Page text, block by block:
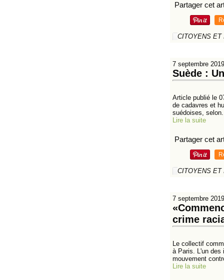
Partager cet
CITOYENS ET
7 septembre 2019
Suède :
Article publié le
de cadavres et
suédoises,
Lire la suite
Partager cet
CITOYENS ET
7 septembre 2019
crime
Le collectif
à Paris. L'un des
mouvement
Lire la suite